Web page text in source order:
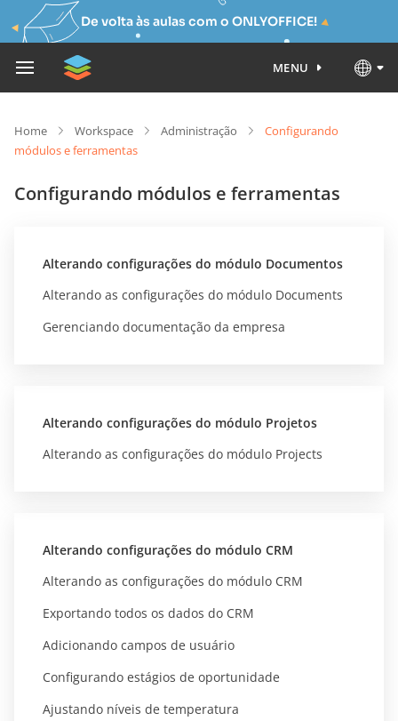
De volta às aulas com o ONLYOFFICE!
MENU
Home Workspace Administração
Configurando
módulos e ferramentas
Configurando módulos e ferramentas
Alterando configurações do módulo Documentos
Alterando as configurações do módulo Documents
Gerenciando documentação da empresa
Alterando configurações do módulo Projetos
Alterando as configurações do módulo Projects
Alterando configurações do módulo CRM
Alterando as configurações do módulo CRM
Exportando todos os dados do CRM
Adicionando campos de usuário
Configurando estágios de oportunidade
Ajustando níveis de temperatura